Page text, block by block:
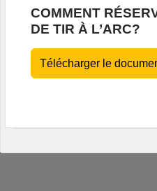
COMMENT
DE TIR À L’ARC?
Télécharger le